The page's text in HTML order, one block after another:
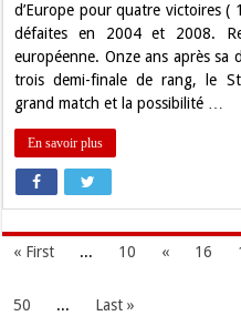
d’Europe pour quatre victoires
défaites en 2004 et 2008.
européenne. Onze ans après sa
trois demi-finale de rang, le
grand match et la possibilité …
En savoir plus
« First ... 10 « 16
50
... Last »